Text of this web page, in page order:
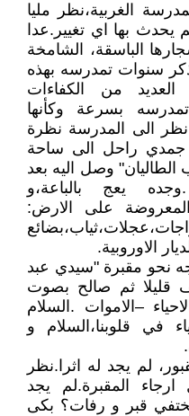
الغربية،نظر مليا
يحدث بها اي تغيير.عدا
الباسقة، الشامخة
سنوات تمدرسه بهذه
العديد من الكفاءات
بسرعة وكأنها
الى المدرسة نظرة
جمدي راحل الى ساحة
وصل اليه بعد
يعج بالباعة،و
المعروضة على الارض:
الاوروبية.
نحو مقبرة "سيدي عبد
قليلا ثم صالح بصوت
–الاموات .السلام
في قلوبنا،السلام و
لم يجد له اثرا.نظر
المقبرة.لم يجد
قبر و رفات؟ بكى